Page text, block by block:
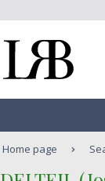
Home page